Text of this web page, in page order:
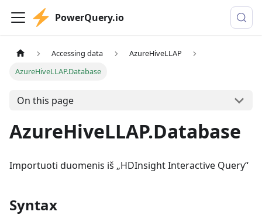
PowerQuery.io
Accessing data
AzureHiveLLAP
AzureHiveLLAP.Database
On this page
AzureHiveLLAP.Database
Importuoti duomenis iš „HDInsight Interactive Query“
Syntax